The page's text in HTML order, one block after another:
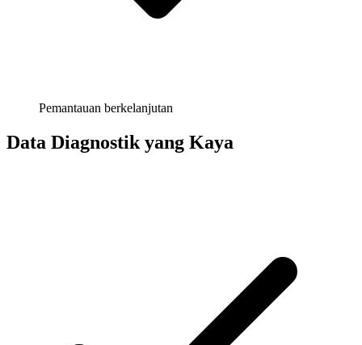
Pemantauan berkelanjutan
Data Diagnostik yang Kaya